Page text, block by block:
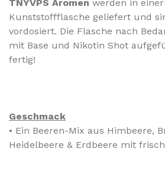
TNYVPS Aromen werden in
Kunststoffflasche geliefert und
vordosiert. Die Flasche nach
mit Base und Nikotin Shot
fertig!
Geschmack
• Ein Beeren-Mix aus Himbeere,
Heidelbeere & Erdbeere mit